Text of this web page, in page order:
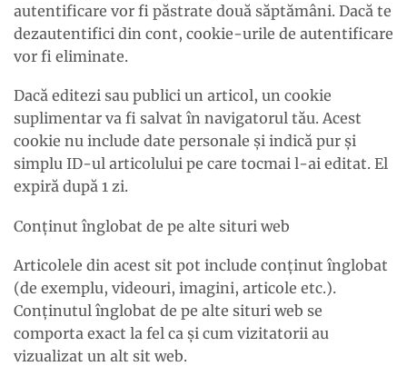
autentificare vor fi păstrate două săptămâni. Dacă te
dezautentifici din cont, cookie-urile de autentificare
vor fi eliminate.
Dacă editezi sau publici un articol, un cookie
suplimentar va fi salvat în navigatorul tău. Acest
cookie nu include date personale și indică pur și
simplu ID-ul articolului pe care tocmai l-ai editat. El
expiră după 1 zi.
Conținut înglobat de pe alte situri web
Articolele din acest sit pot include conținut înglobat
(de exemplu, videouri, imagini, articole etc.).
Conținutul înglobat de pe alte situri web se
comporta exact la fel ca și cum vizitatorii au
vizualizat un alt sit web.